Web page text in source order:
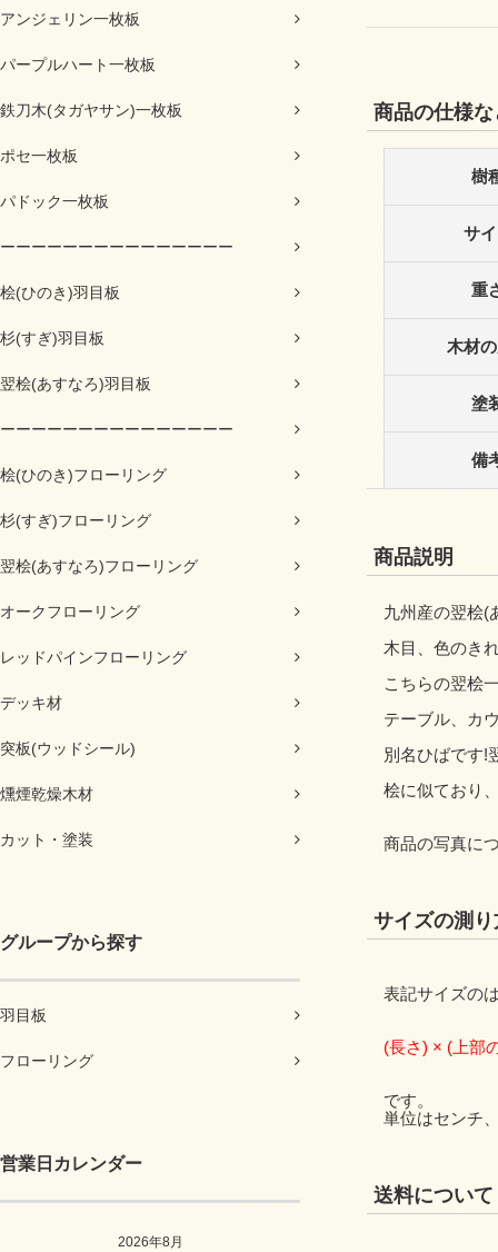
アンジェリン一枚板
パープルハート一枚板
鉄刀木(タガヤサン)一枚板
ポセ一枚板
パドック一枚板
ーーーーーーーーーーーーーーー
桧(ひのき)羽目板
杉(すぎ)羽目板
翌桧(あすなろ)羽目板
ーーーーーーーーーーーーーーー
桧(ひのき)フローリング
杉(すぎ)フローリング
翌桧(あすなろ)フローリング
オークフローリング
レッドパインフローリング
デッキ材
突板(ウッドシール)
燻煙乾燥木材
カット・塗装
グループから探す
羽目板
フローリング
営業日カレンダー
2026年8月
商品の仕様な
樹
サ
重
木材
塗
備
商品説明
九州産の翌桧(
木目、色のき
こちらの翌桧
テーブル、カ
別名ひばです!
桧に似ており
商品の写真に
サイズの測
表記サイズの
(長さ) × (上部
です。
単位はセンチ
送料について